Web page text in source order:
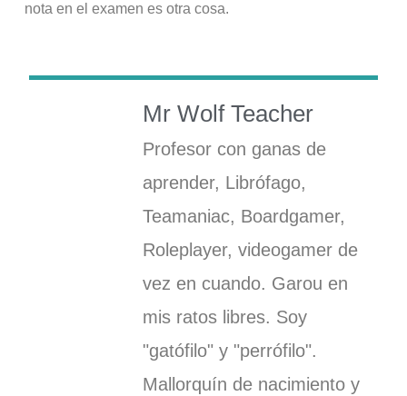
nota en el examen es otra cosa.
Mr Wolf Teacher
Profesor con ganas de
aprender, Librófago,
Teamaniac, Boardgamer,
Roleplayer, videogamer de
vez en cuando. Garou en
mis ratos libres. Soy
"gatófilo" y "perrófilo".
Mallorquín de nacimiento y